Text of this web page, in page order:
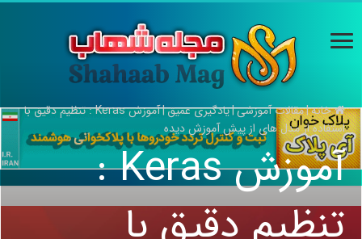
خانه|مقالات آموزشی|یادگیری عمیق|
آموزش Keras : تنظیم دقیق با
استفاده از مدل های از پیش آموزش دیده
آموزش Keras :
تنظیم دقیق با